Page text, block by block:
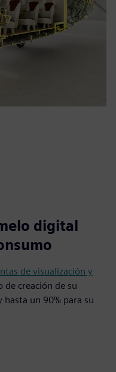
digital
de visualización y
de creación de su
un 90% para su